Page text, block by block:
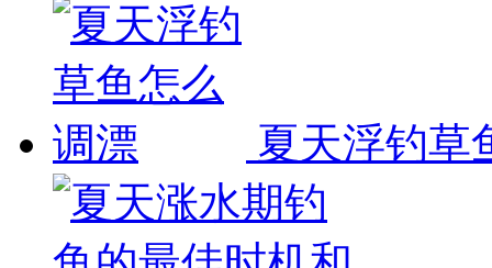
夏天浮钓草